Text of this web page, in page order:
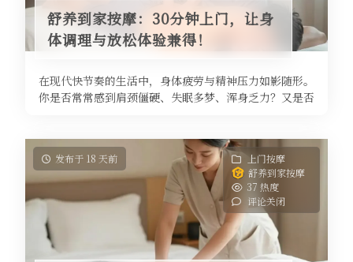
舒养到家按摩：30分钟上门，让身
体调理与放松体验兼得！
在现代快节奏的生活中，身体疲劳与精神压力如影随形。
你是否常常感到肩颈僵硬、失眠多梦、浑身乏力？又是否
发布于 18 天前
上门按摩
舒养到家按摩
37 热度
评论关闭